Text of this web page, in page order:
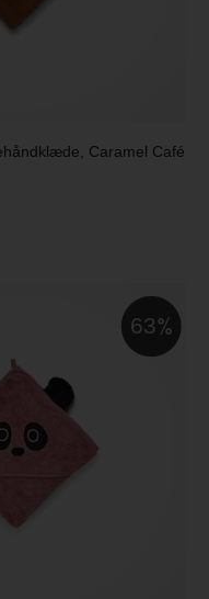
Caramel Café
63